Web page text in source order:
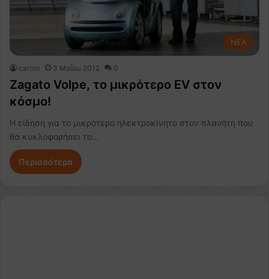
NEA
caroto 3 Μαΐου 2012 0
Zagato Volpe, το μικρότερο EV στον
κόσμο!
H είδηση για το μικρότερο ηλεκτροκίνητο στον πλανήτη που
θα κυκλοφορήσει το…
Περισσότερα